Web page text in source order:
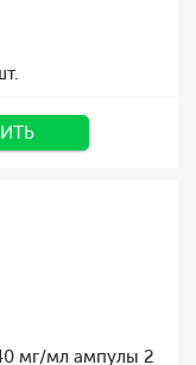
мг/мл ампулы 2